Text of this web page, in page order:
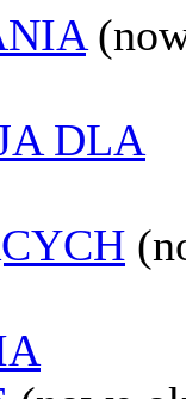
DLA